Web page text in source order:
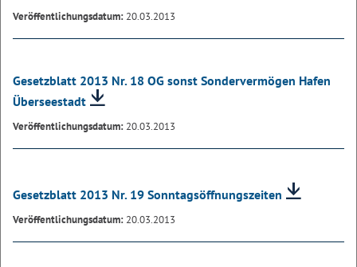
Veröffentlichungsdatum: 20.03.2013
Gesetzblatt 2013 Nr. 18 OG sonst Sondervermögen Hafen
Überseestadt
Veröffentlichungsdatum: 20.03.2013
Gesetzblatt 2013 Nr. 19 Sonntagsöffnungszeiten
Veröffentlichungsdatum: 20.03.2013